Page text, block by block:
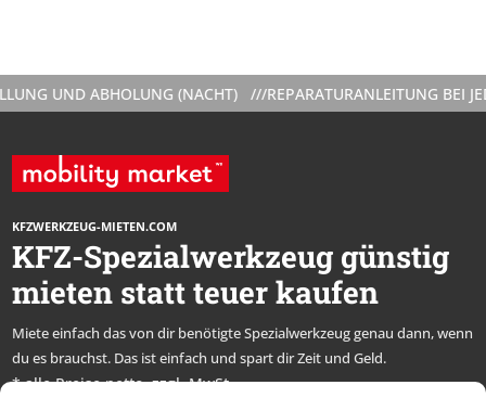
UND ABHOLUNG (NACHT) ///REPARATURANLEITUNG BEI
KFZWERKZEUG-MIETEN.COM
KFZ-Spezialwerkzeug günstig
mieten statt teuer kaufen
Miete einfach das von dir benötigte Spezialwerkzeug genau dann, wenn
du es brauchst. Das ist einfach und spart dir Zeit und Geld.
* alle Preise netto, zzgl. MwSt.